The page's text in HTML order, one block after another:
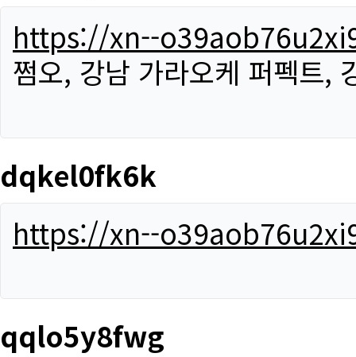
https://xn--
쩜오, 강남 가라오케 퍼펙트,
dqkel0fk6k
https://xn--
qqlo5y8fwg